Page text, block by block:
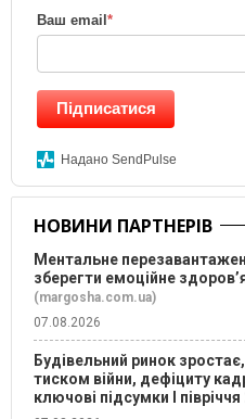
Ваш email *
Підписатися
Надано SendPulse
НОВИНИ ПАРТНЕРІВ
Ментальне
зберегти емоційне
(margosha.com.ua)
07.08.2026
Будівельний ринок
тиском війни, дефіциту
ключові підсумки І